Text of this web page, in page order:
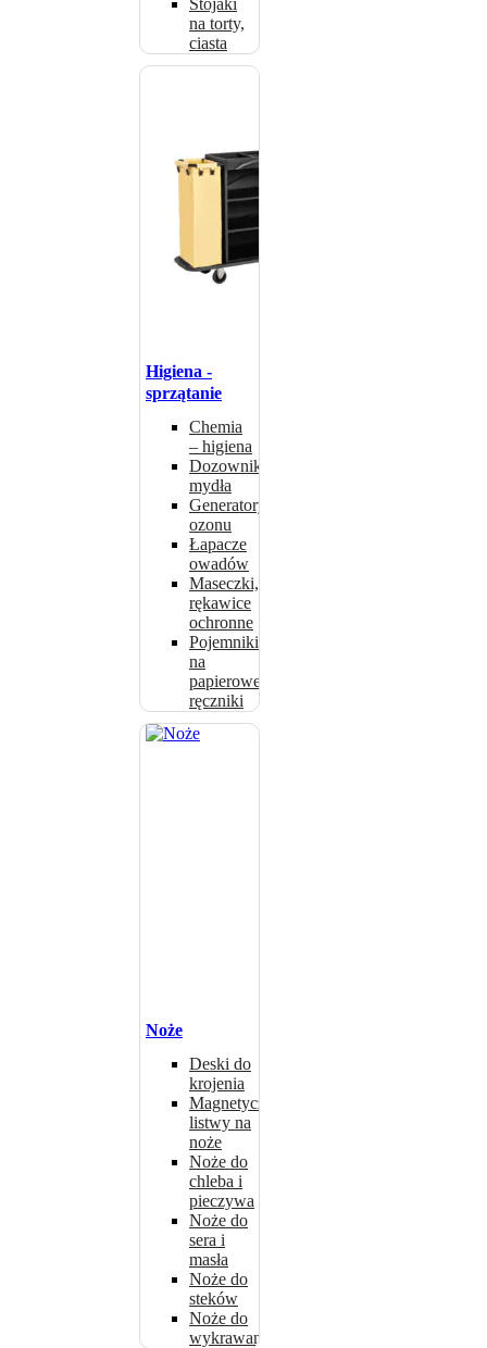
Stojaki
na torty,
ciasta
Higiena -
sprzątanie
Chemia
– higiena
Dozowniki
mydła
Generatory
ozonu
Łapacze
owadów
Maseczki,
rękawice
ochronne
Pojemniki
na
papierowe
ręczniki
Noże
Deski do
krojenia
Magnetyczne
listwy na
noże
Noże do
chleba i
pieczywa
Noże do
sera i
masła
Noże do
steków
Noże do
wykrawania